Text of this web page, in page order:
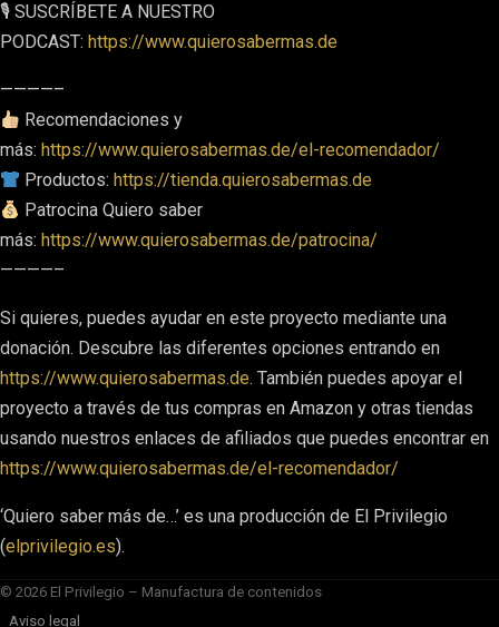
🎙 SUSCRÍBETE A NUESTRO
PODCAST: https://www.quierosabermas.de
————–
Recomendaciones y
más: https://www.quierosabermas.de/el-recomendador/
Productos:https://tienda.quierosabermas.de
Patrocina Quiero saber
más: https://www.quierosabermas.de/patrocina/
————–
Si quieres, puedes ayudar en este proyecto mediante una
donación. Descubre las diferentes opciones entrando en
https://www.quierosabermas.de. También puedes apoyar el
proyecto a través de tus compras en Amazon y otras tiendas
usando nuestros enlaces de afiliados que puedes encontrar en
https://www.quierosabermas.de/el-recomendador/
‘Quiero saber más de…’ es una producción de El Privilegio
(elprivilegio.es).
© 2026 El Privilegio – Manufactura de contenidos
Aviso legal